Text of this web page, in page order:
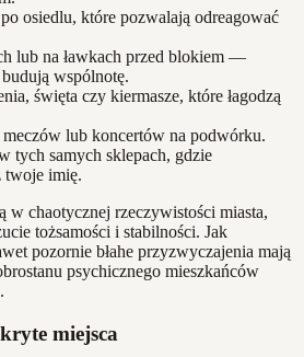
po osiedlu, które pozwalają odreagować
lub na ławkach przed blokiem —
wspólnotę.
święta czy kiermasze, które łagodzą
lub koncertów na podwórku.
tych samych sklepach, gdzie
twoje imię.
w chaotycznej rzeczywistości miasta,
tożsamości i stabilności. Jak
pozornie błahe przyzwyczajenia mają
psychicznego mieszkańców
miejsca